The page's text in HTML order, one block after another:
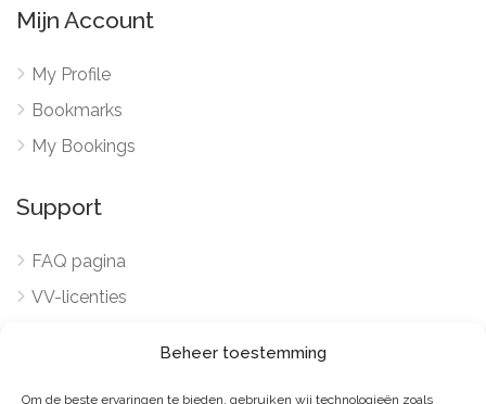
Beheer toestemming
Om de beste ervaringen te bieden, gebruiken wij technologieën zoals
Mijn Account
My Profile
Bookmarks
My Bookings
Support
FAQ pagina
VV-licenties
Voorwaarden en Privacy